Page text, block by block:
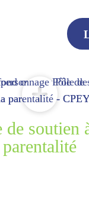
de soutien
parentalité